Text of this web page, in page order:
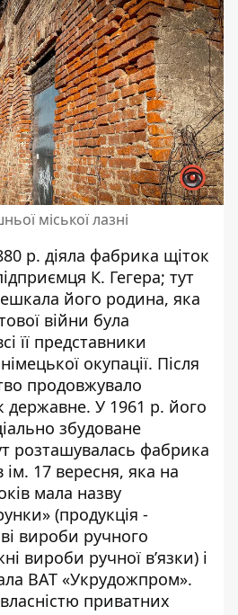
міської лазні
р. діяла фабрика щіток
К. Гегера; тут
його родина, яка
війни була
її представники
окупації. Після
продовжувало
державне. У 1961 р. його
збудоване
розташувалась фабрика
ім. 17 вересня, яка на
мала назву
(продукція -
вироби ручного
вироби ручної вʼязки) і
ВАТ «Укрудожпром».
власністю приватних